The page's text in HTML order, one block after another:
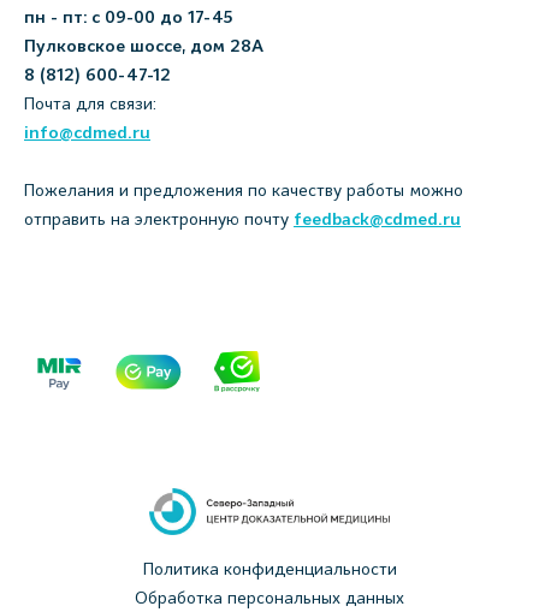
пн - пт: с 09-00 до 17-45
Пулковское шоссе, дом 28А
8 (812) 600-47-12
Почта для связи:
info@cdmed.ru
Пожелания и предложения по качеству работы можно
отправить на электронную почту feedback@cdmed.ru
Политика конфиденциальности
Обработка персональных данных